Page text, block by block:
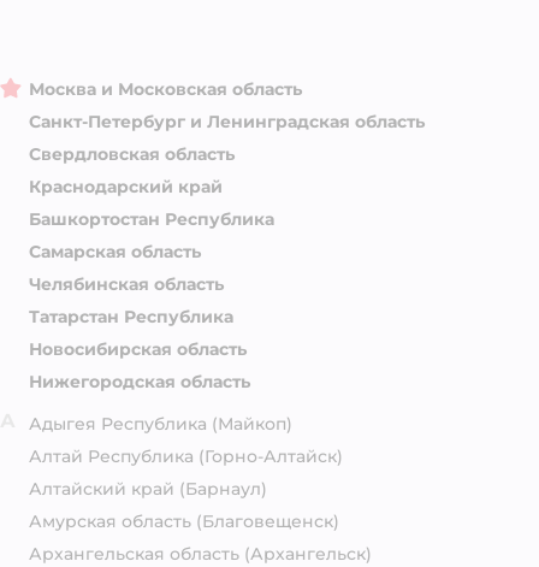
Москва и Московская область
Санкт-Петербург и Ленинградская область
Свердловская область
Краснодарский край
Башкортостан Республика
Самарская область
Челябинская область
Татарстан Республика
Новосибирская область
Нижегородская область
Адыгея Республика (Майкоп)
Алтай Республика (Горно-Алтайск)
Алтайский край (Барнаул)
Амурская область (Благовещенск)
Архангельская область (Архангельск)